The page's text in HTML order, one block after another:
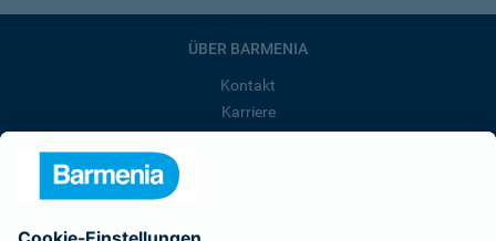
ÜBER BARMENIA
Kontakt
Karriere